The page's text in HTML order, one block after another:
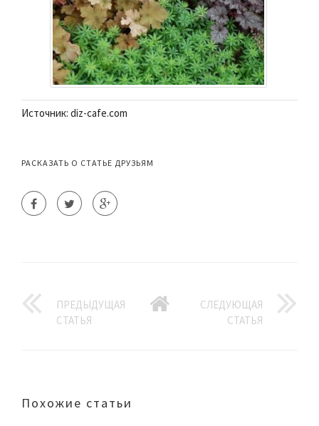
Источник: diz-cafe.com
РАСКАЗАТЬ О СТАТЬЕ ДРУЗЬЯМ
ПРЕДЫДУЩАЯ
СТАТЬЯ
СЛЕДУЮЩАЯ
СТАТЬЯ
Похожие статьи